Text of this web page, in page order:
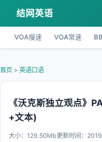
结网英语
VOA慢速 VOA常速
首页 > 英语口语
《沃克斯独立观点》
+文本)
大小：129.50Mb更新时间：